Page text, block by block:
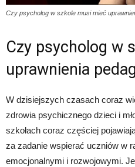
Czy psycholog w szkole musi mieć
Czy psycholog w
uprawnienia
W dzisiejszych czasach coraz
zdrowia psychicznego dzieci i
szkołach coraz częściej
za zadanie wspierać uczniów w
emocjonalnymi i rozwojowymi.